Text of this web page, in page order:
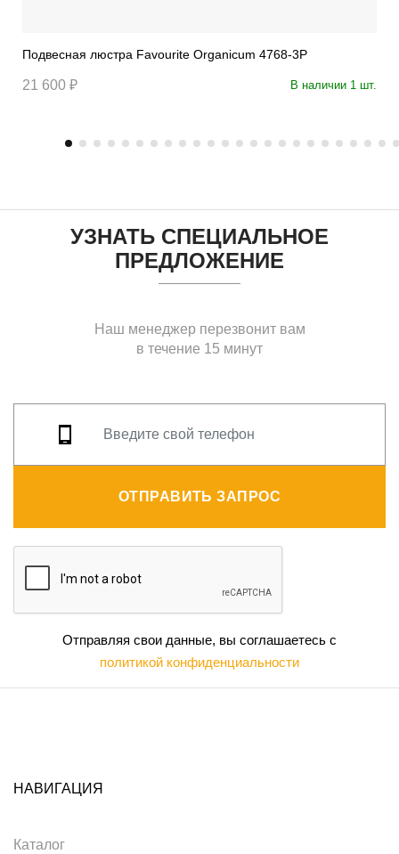
Подвесная люстра Favourite Organicum 4768-3P
21 600 ₽ В наличии 1 шт.
УЗНАТЬ СПЕЦИАЛЬНОЕ
ПРЕДЛОЖЕНИЕ
Наш менеджер перезвонит вам
в течение 15 минут
ОТПРАВИТЬ ЗАПРОС
Отправляя свои данные, вы соглашаетесь с
политикой конфиденциальности
НАВИГАЦИЯ
Каталог